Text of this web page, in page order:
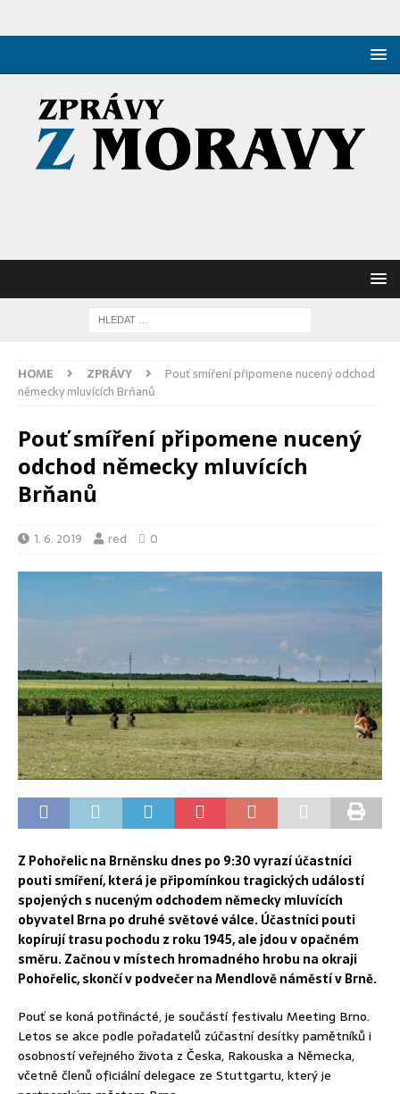
HOME ZPRÁVY
Pouť smíření připomene nucený odchod
německy mluvících Brňanů
Pouť smíření připomene nucený
odchod německy mluvících
Brňanů
1. 6. 2019 red 0
Z Pohořelic na Brněnsku dnes po 9:30 vyrazí účastníci
pouti smíření, která je připomínkou tragických událostí
spojených s nuceným odchodem německy mluvících
obyvatel Brna po druhé světové válce. Účastníci pouti
kopírují trasu pochodu z roku 1945, ale jdou v opačném
směru. Začnou v místech hromadného hrobu na okraji
Pohořelic, skončí v podvečer na Mendlově náměstí v Brně.
Pouť se koná potřinácté, je součástí festivalu Meeting Brno.
Letos se akce podle pořadatelů zúčastní desítky pamětníků i
osobností veřejného života z Česka, Rakouska a Německa,
včetně členů oficiální delegace ze Stuttgartu, který je